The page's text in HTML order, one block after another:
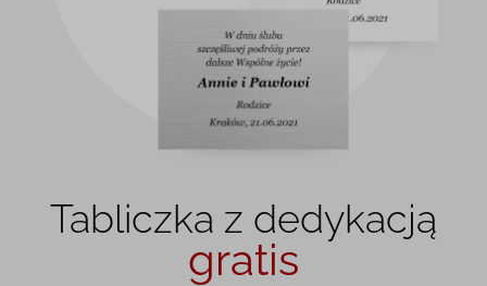
Tabliczka z dedykacją
gratis